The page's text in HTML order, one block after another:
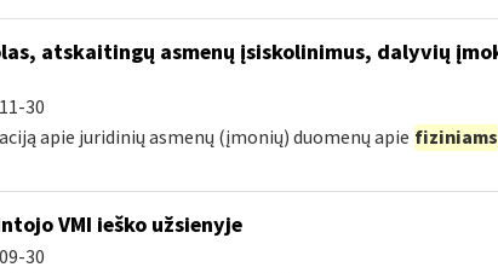
atskaitingų asmenų įsiskolinimus, dalyvių
30
apie juridinių asmenų (įmonių) duomenų apie fiziniams
VMI ieško užsienyje
30